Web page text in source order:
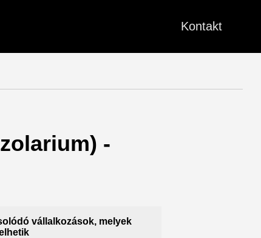
Kontakt
-
vállalkozások, melyek